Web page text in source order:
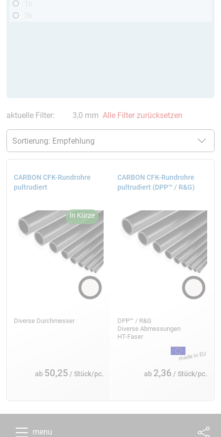
aktuelle Filter: 3,0 mm Alle Filter zurücksetzen
CARBON CFK-Rundrohre
pultrudiert
Diverse Durchmesser
ab 50,25 / Stück/pc.
CARBON CFK-Rundrohre
pultrudiert (DPP™ / R&G)
DPP™ / R&G
Diverse Abmessungen
HT-Faser
ab 2,36 / Stück/pc.
menu